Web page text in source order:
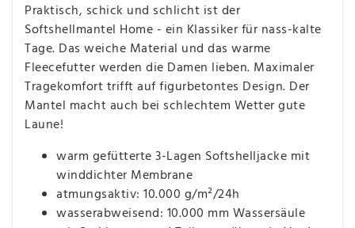
Praktisch, schick und schlicht ist der
Softshellmantel Home - ein Klassiker für nass-kalte
Tage. Das weiche Material und das warme
Fleecefutter werden die Damen lieben. Maximaler
Tragekomfort trifft auf figurbetontes Design. Der
Mantel macht auch bei schlechtem Wetter gute
Laune!
warm gefütterte 3-Lagen Softshelljacke mit
winddichter Membrane
atmungsaktiv: 10.000 g/m²/24h
wasserabweisend: 10.000 mm Wassersäule